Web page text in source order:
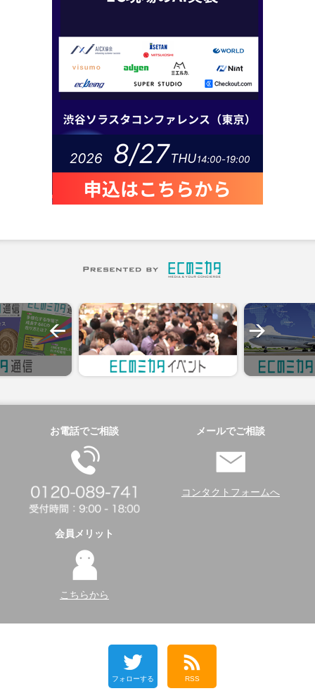
お電話でご相談 メールでご相談
コンタクトフォームへ
会員メリット
こちらから
フォローする RSS